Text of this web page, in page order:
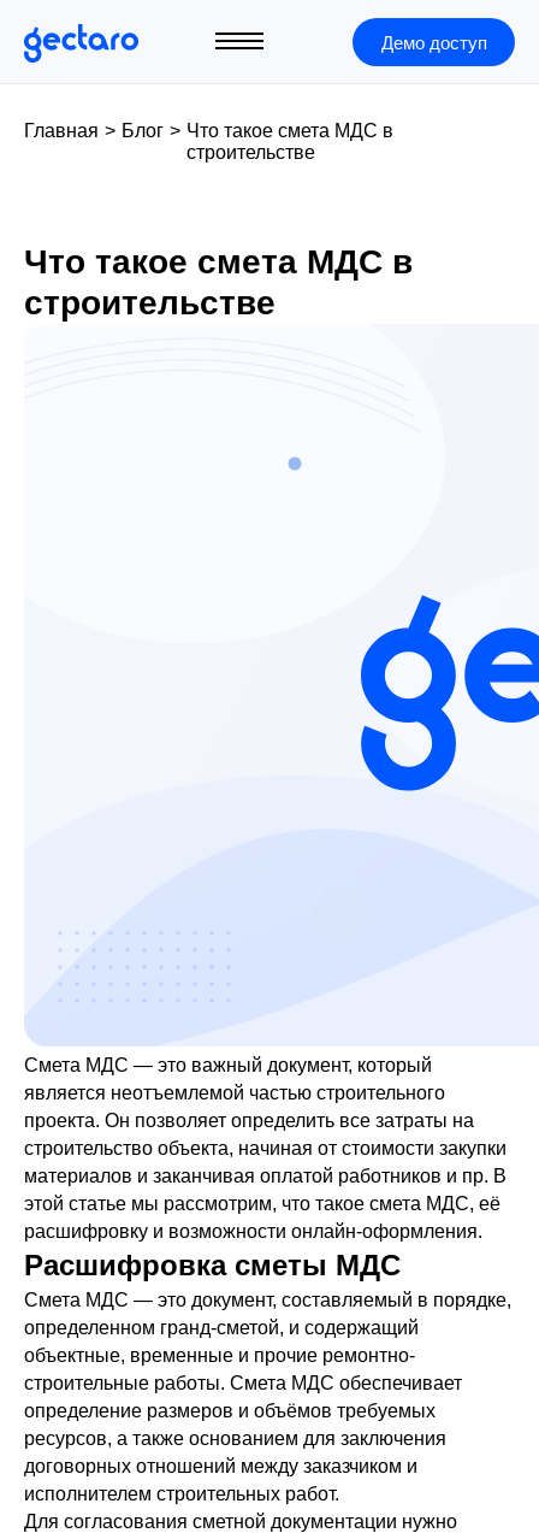
Демо доступ
Главная > Блог > Что такое смета МДС в
строительстве
Что такое смета МДС в
строительстве
Смета МДС — это важный документ, который
является неотъемлемой частью строительного
проекта. Он позволяет определить все затраты на
строительство объекта, начиная от стоимости закупки
материалов и заканчивая оплатой работников и пр. В
этой статье мы рассмотрим, что такое смета МДС, её
расшифровку и возможности онлайн-оформления.
Расшифровка сметы МДС
Смета МДС — это документ, составляемый в порядке,
определенном гранд-сметой, и содержащий
объектные, временные и прочие ремонтно-
строительные работы. Смета МДС обеспечивает
определение размеров и объёмов требуемых
ресурсов, а также основанием для заключения
договорных отношений между заказчиком и
исполнителем строительных работ.
Для согласования сметной документации нужно